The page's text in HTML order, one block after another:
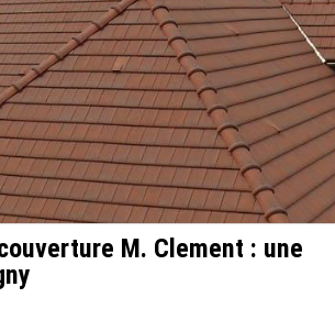
M. Clement : une